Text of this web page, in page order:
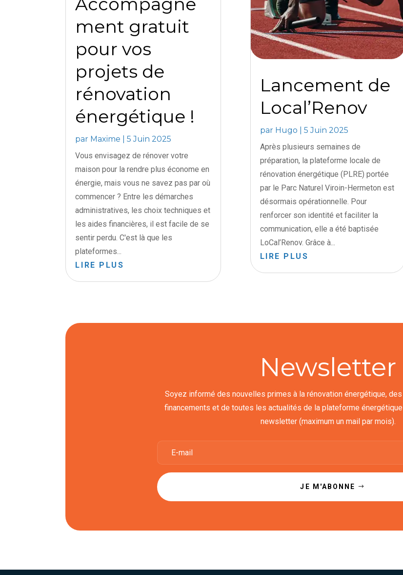
ment gratuit
pour vos
projets de
rénovation
énergétique !
par Maxime |5 Juin 2025
Vous envisagez de rénover votre
maison pour la rendre plus économe en
énergie, mais vous ne savez pas par où
commencer ? Entre les démarches
administratives, les choix techniques et
les aides financières, il est facile de se
sentir perdu. C'est là que les
plateformes...
LIRE PLUS
Lancement de
Local’Renov
par Hugo
5 Juin 2025
Après plusieurs semaines de
préparation, la plateforme locale de
rénovation énergétique (PLRE) portée
par le Parc Naturel Viroin-Hermeton est
désormais opérationnelle. Pour
renforcer son identité et faciliter la
communication, elle a été baptisée
LoCal’Renov. Grâce à...
LIRE PLUS
Newsletter
Soyez informé des nouvelles primes à la rénovation énergétique,
financements et de toutes les actualités de la plateforme
newsletter (maximum un mail par mois).
JE M'ABONNE